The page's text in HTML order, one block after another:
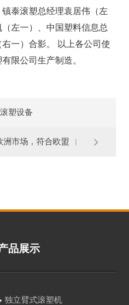
泰滚塑总经理袁居伟（左
左一）、中国塑料信息总
一）合影。 以上各公司使
限公司生产制造。
塑设备
洲市场，符合欧盟
品展示
独立臂式滚塑机